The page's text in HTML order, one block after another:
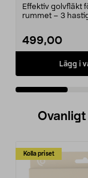
Effektiv golvfläkt
rummet – 3
499,00
Lägg i
Kolla priset